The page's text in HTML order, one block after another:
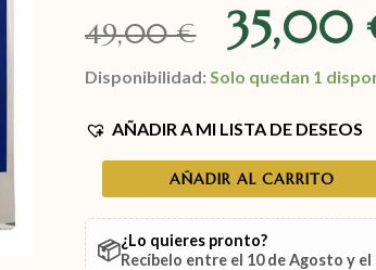
49,00€ 35,00
Disponibilidad: Solo quedan 1
AÑADIR A MI LISTA DE DESEOS
AÑADIR AL CARRITO
📦¿Lo quieres pronto?
Recíbelo entre el 10 de Agosto y el